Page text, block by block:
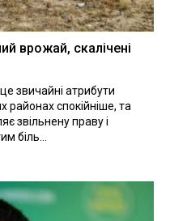
врожай, скалічені
звичайні атрибути
спокійніше, та
звільнену праву і
біль...